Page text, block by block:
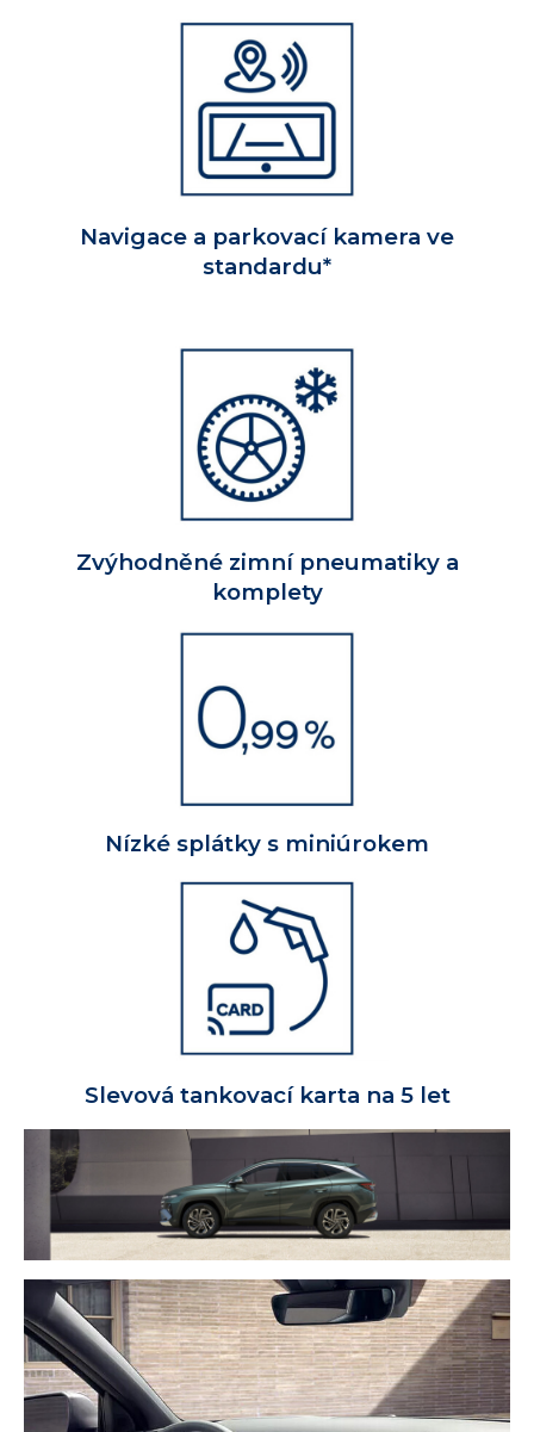
Navigace a parkovací kamera ve
standardu*
Zvýhodněné zimní pneumatiky a
komplety
Nízké splátky s miniúrokem
Slevová tankovací karta na 5 let